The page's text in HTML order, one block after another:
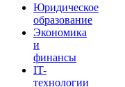
Юридическое
образование
Экономика
и
финансы
IT-
технологии